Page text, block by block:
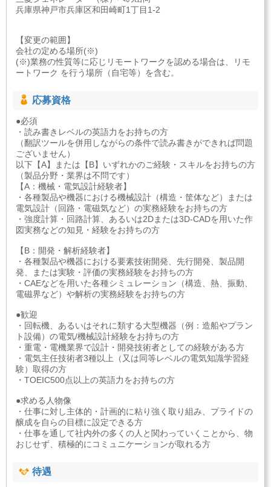
兵庫県神戸市兵庫区和田崎町1丁目1-2
【変更の範囲】
会社の定める場所(※)
(※)業務の性質等に応じリモートワークを認める場合は、リモ
ートワーク を行う場所（自宅等）を含む。
応募資格
●必須
・読み書きレベルの英語力をお持ちの方
（翻訳ツールを併用しながらの条件で読み書きができれば問題
ございません）
以下【A】または【B】いずれかのご経験・スキルをお持ちの方
（製品分野・業界は不問です）
【A：機械・電気設計経験者】
・各種製品や機器における機械設計（構造・筐体など）または
電気設計（回路・電磁気など）の実務経験をお持ちの方
・強度計算・回路計算、あるいは2Dまたは3D-CADを用いた作
図実務などの知見・経験をお持ちの方
【B：開発・解析経験者】
・各種製品や機器における要素技術開発、先行開発、製品開
発、または実験・評価の実務経験をお持ちの方
・CAEなどを用いた各種シミュレーション（構造、熱、振動、
電磁界など）や解析の実務経験をお持ちの方
●歓迎
・回転機、あるいはそれに類する大型機器（例：造船やプラン
ト設備）の電気/機械設計経験をお持ちの方
・重電・電機業界で設計・開発技術者としての経験がある方
・電気主任技術者3種以上（又は同等レベルの電気知識学習経
験）取得の方
・TOEIC500点以上の英語力をお持ちの方
●求める人物像
・仕事に対し主体的・計画的に粘り強く取り組み、プライドの
醸成を自らの目標に設定できる方
・仕事を通して社内外の多くの人と関わっていくことから、物
おじせず、積極的にコミュニケーションが取れる方
待遇